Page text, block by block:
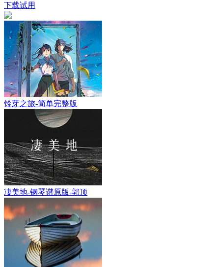
下载试用
铃芽之旅-简单完整版
凄美地-钢琴谱原版-郭顶